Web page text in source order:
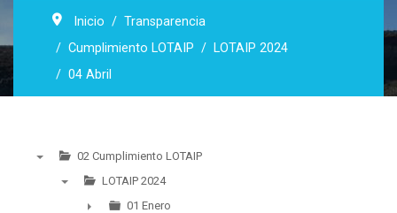
Inicio
Transparencia
Cumplimiento LOTAIP
LOTAIP 2024
04 Abril
02 Cumplimiento LOTAIP
LOTAIP 2024
01 Enero